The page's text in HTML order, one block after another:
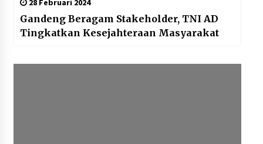
28 Februari 2024
Gandeng Beragam Stakeholder, TNI AD
Tingkatkan Kesejahteraan Masyarakat